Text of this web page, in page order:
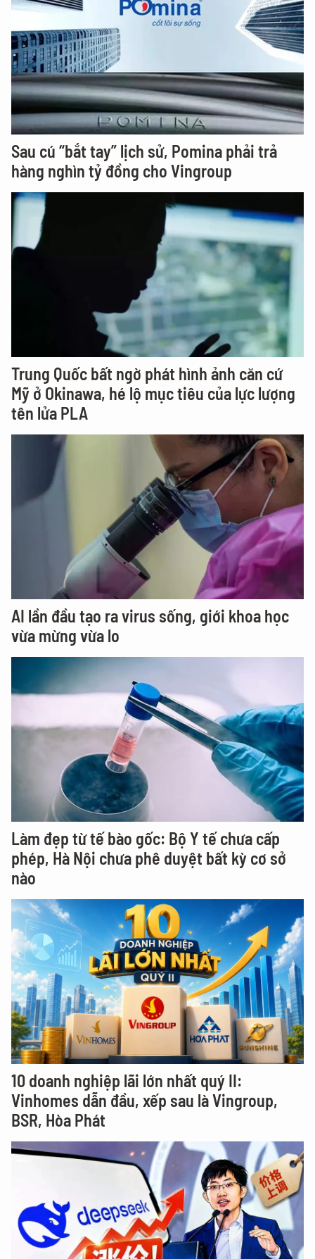
Sau cú “bắt tay” lịch sử, Pomina phải trả
hàng nghìn tỷ đồng cho Vingroup
Trung Quốc bất ngờ phát hình ảnh căn cứ
Mỹ ở Okinawa, hé lộ mục tiêu của lực lượng
tên lửa PLA
AI lần đầu tạo ra virus sống, giới khoa học
vừa mừng vừa lo
Làm đẹp từ tế bào gốc: Bộ Y tế chưa cấp
phép, Hà Nội chưa phê duyệt bất kỳ cơ sở
nào
10 doanh nghiệp lãi lớn nhất quý II:
Vinhomes dẫn đầu, xếp sau là Vingroup,
BSR, Hòa Phát